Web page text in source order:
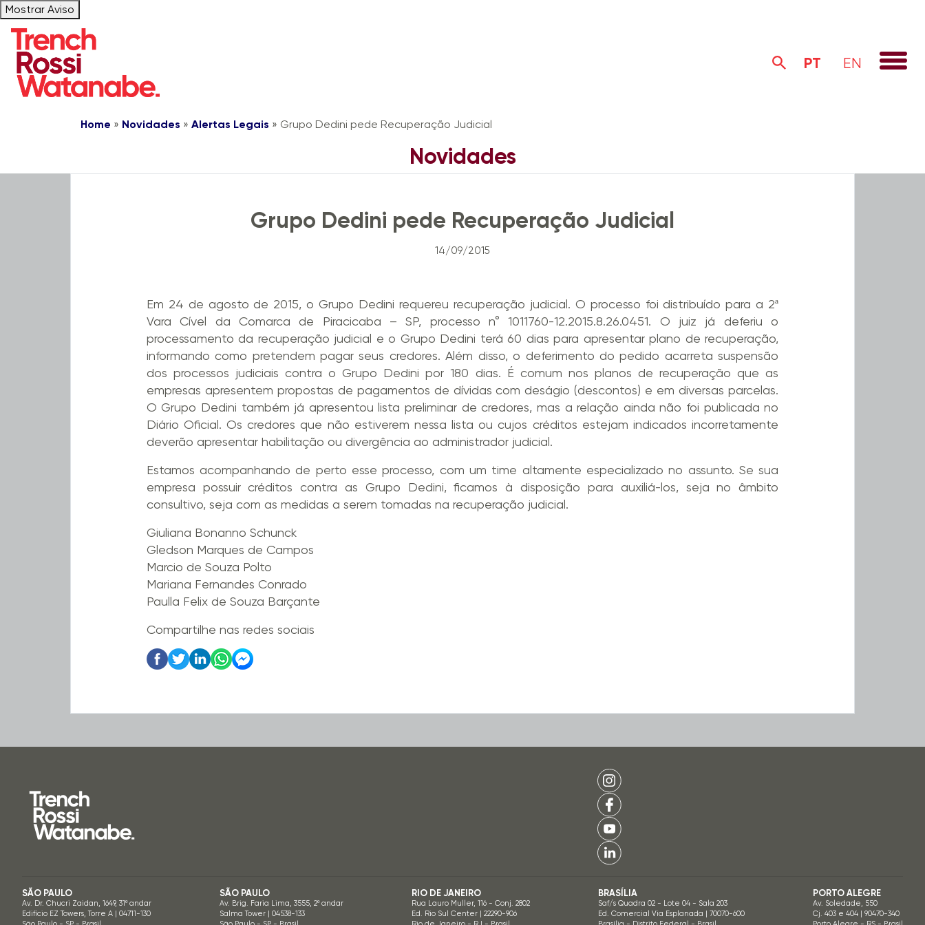
Mostrar Aviso
PT EN
Home » Novidades » Alertas Legais » Grupo Dedini pede Recuperação Judicial
Novidades
Grupo Dedini pede Recuperação Judicial
14/09/2015
Em 24 de agosto de 2015, o Grupo Dedini requereu recuperação judicial. O processo foi distribuído para a 2ª
Vara Cível da Comarca de Piracicaba – SP, processo n° 1011760-12.2015.8.26.0451. O juiz já deferiu o
processamento da recuperação judicial e o Grupo Dedini terá 60 dias para apresentar plano de recuperação,
informando como pretendem pagar seus credores. Além disso, o deferimento do pedido acarreta suspensão
dos processos judiciais contra o Grupo Dedini por 180 dias. É comum nos planos de recuperação que as
empresas apresentem propostas de pagamentos de dívidas com deságio (descontos) e em diversas parcelas.
O Grupo Dedini também já apresentou lista preliminar de credores, mas a relação ainda não foi publicada no
Diário Oficial. Os credores que não estiverem nessa lista ou cujos créditos estejam indicados incorretamente
deverão apresentar habilitação ou divergência ao administrador judicial.
Estamos acompanhando de perto esse processo, com um time altamente especializado no assunto. Se sua
empresa possuir créditos contra as Grupo Dedini, ficamos à disposição para auxiliá-los, seja no âmbito
consultivo, seja com as medidas a serem tomadas na recuperação judicial.
Giuliana Bonanno Schunck
Gledson Marques de Campos
Marcio de Souza Polto
Mariana Fernandes Conrado
Paulla Felix de Souza Barçante
Compartilhe nas redes sociais
SÃO PAULO
Av. Dr. Chucri Zaidan, 1649, 31º andar
Edifício EZ Towers, Torre A | 04711-130
SÃO PAULO
Av. Brig. Faria Lima, 3555, 2º andar
Salma Tower | 04538-133
RIO DE JANEIRO
Rua Lauro Muller, 116 - Conj. 2802
Ed. Rio Sul Center | 22290-906
BRASÍLIA
Saf/s Quadra 02 - Lote 04 - Sala 203
Ed. Comercial Via Esplanada | 70070-600
PORTO ALEGRE
Av. Soledade, 550
Cj. 403 e 404 | 90470-340